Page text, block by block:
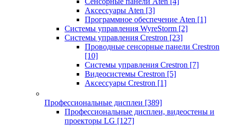
Аксессуары Aten [3]
Программное обеспечение Aten [1]
Системы управления WyreStorm [2]
Системы управления Crestron [23]
Проводные сенсорные панели Crestron
[10]
Системы управления Crestron [7]
Видеосистемы Crestron [5]
Аксессуары Crestron [1]
Профессиональные дисплеи [389]
Профессиональные дисплеи, видеостены и
проекторы LG [127]